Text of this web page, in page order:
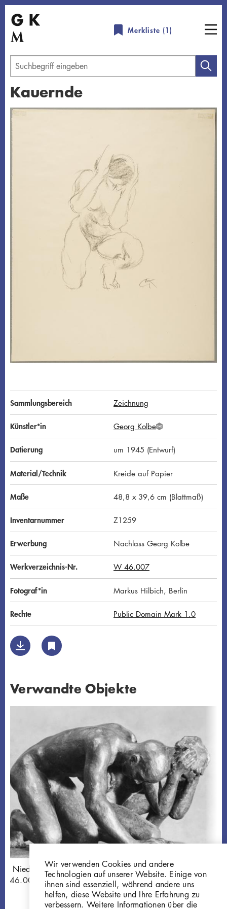
Direkt
zum
Inhalt
Merkliste (1)
Geben
Sie
einen
Suchbegriff
ein
Kauernde
Sammlungsbereich Zeichnung
Künstler*in Georg KolbeG
N
D
Datierung um 1945 (Entwurf)
Material/Technik Kreide auf Papier
Maße 48,8 x 39,6 cm (Blattmaß)
Inventarnummer Z1259
Erwerbung Nachlass Georg Kolbe
Werkverzeichnis-Nr. W 46.007
Fotograf*in Markus Hilbich, Berlin
Rechte Public Domain Mark 1.0
Verwandte Objekte
Niedergebeugten
46.007
Wir verwenden Cookies und andere
Technologien auf unserer Website. Einige von
ihnen sind essenziell, während andere uns
helfen, diese Website und Ihre Erfahrung zu
verbessern. Weitere Informationen über die